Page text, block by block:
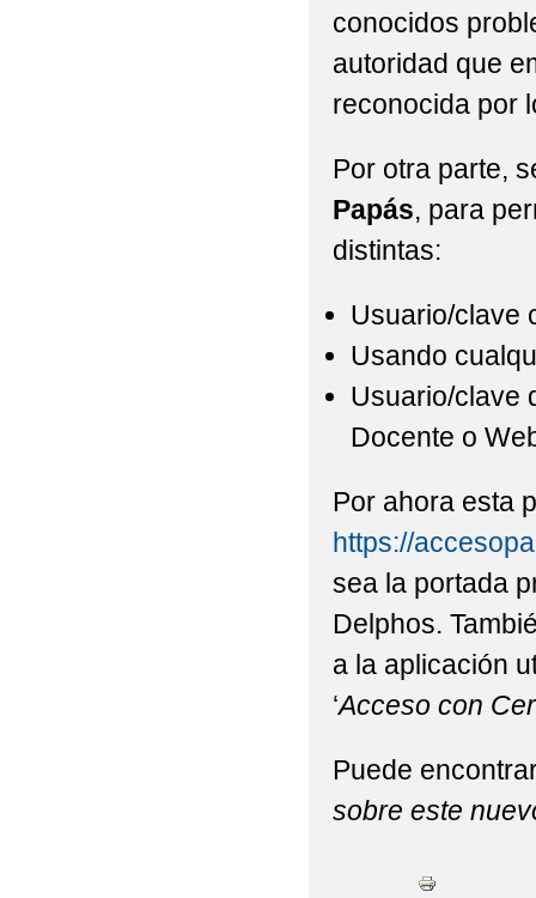
conocidos
autoridad que
reconocida por
Por otra parte,
Papás, para
distintas:
Usuario/clave
Usando
Usuario/clave
Docente o
Por ahora esta
https://
sea la portada
Delphos.
a la aplicación
‘Acceso con
Puede
sobre este